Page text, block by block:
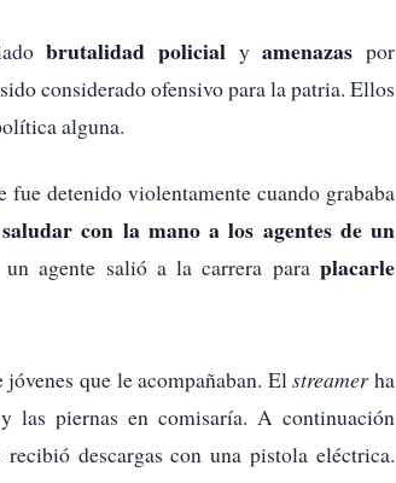
brutalidad policial yamenazaspor
considerado ofensivo para la patria. Ellos
alguna.
fue detenido violentamente cuando grababa
saludar con la mano a los agentes de un
agente salió a la carrera paraplacarle
que le acompañaban. Elstreamer ha
las piernas en comisaría. A continuación
descargas con una pistola eléctrica.